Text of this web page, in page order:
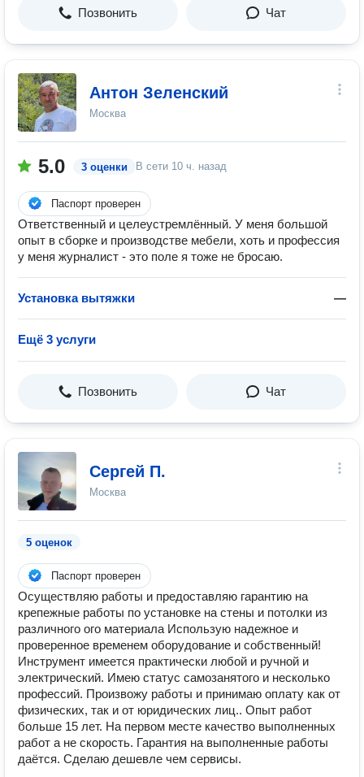
Позвонить Чат
Антон Зеленский
Москва
5.0 3 оценки В сети 10 ч. назад
Паспорт проверен
Ответственный и целеустремлённый. У меня большой
опыт в сборке и производстве мебели, хоть и профессия
у меня журналист - это поле я тоже не бросаю.
Установка вытяжки —
Ещё 3 услуги
Позвонить Чат
Сергей П.
Москва
5 оценок
Паспорт проверен
Осуществляю работы и предоставляю гарантию на
крепежные работы по установке на стены и потолки из
различного ого материала Использую надежное и
проверенное временем оборудование и собственный!
Инструмент имеется практически любой и ручной и
электрический. Имею статус самозанятого и несколько
профессий. Произвожу работы и принимаю оплату как от
физических, так и от юридических лиц.. Опыт работ
больше 15 лет. На первом месте качество выполненных
работ а не скорость. Гарантия на выполненные работы
даётся. Сделаю дешевле чем сервисы.